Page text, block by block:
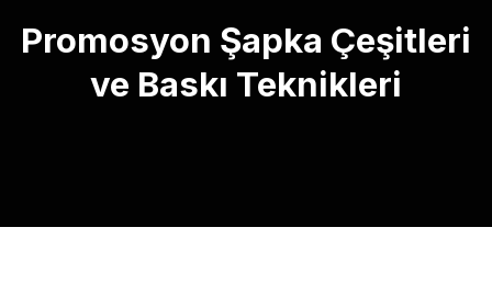
Promosyon Şapka Çeşitleri
ve Baskı Teknikleri